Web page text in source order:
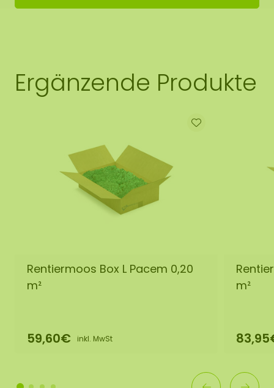
Ergänzende Produkte
Rentiermoos Box L Pacem 0,20
m²
59,60€ inkl. MwSt
m²